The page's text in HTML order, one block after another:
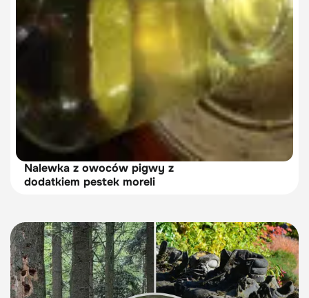
Nalewka z owoców pigwy z
dodatkiem pestek moreli